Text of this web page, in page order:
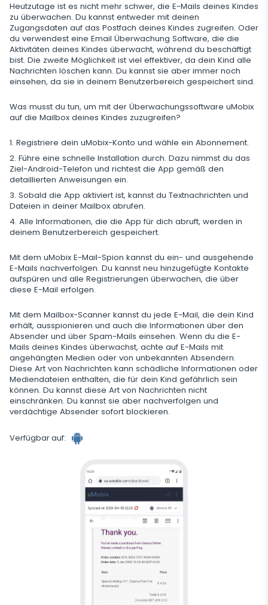
Geräteinformation
Spy-App-Detector
SMS Blockieren
Anrufe Blockieren
Zusätzliche App für Eltern
Heutzutage ist es nicht mehr schwer, die E-Mails deines Kindes
zu überwachen. Du kannst entweder mit deinen
Zugangsdaten auf das Postfach deines Kindes zugreifen. Oder
du verwendest eine Email Überwachung Software, die die
Aktivitäten deines Kindes überwacht, während du beschäftigt
bist. Die zweite Möglichkeit ist viel effektiver, da dein Kind alle
Nachrichten löschen kann. Du kannst sie aber immer noch
einsehen, da sie in deinem Benutzerbereich gespeichert sind.
Was musst du tun, um mit der Überwachungssoftware uMobix
auf die Mailbox deines Kindes zuzugreifen?
Registriere dein uMobix-Konto und wähle ein Abonnement.
Führe eine schnelle Installation durch. Dazu nimmst du das
Ziel-Android-Telefon und richtest die App gemäß den
detaillierten Anweisungen ein.
Sobald die App aktiviert ist, kannst du Textnachrichten und
Dateien in deiner Mailbox abrufen.
Alle Informationen, die die App für dich abruft, werden in
deinem Benutzerbereich gespeichert.
Mit dem uMobix E-Mail-Spion kannst du ein- und ausgehende
E-Mails nachverfolgen. Du kannst neu hinzugefügte Kontakte
aufspüren und alle Registrierungen überwachen, die über
diese E-Mail erfolgen.
Mit dem Mailbox-Scanner kannst du jede E-Mail, die dein Kind
erhält, ausspionieren und auch die Informationen über den
Absender und über Spam-Mails einsehen. Wenn du die E-
Mails deines Kindes überwachst, achte auf E-Mails mit
angehängten Medien oder von unbekannten Absendern.
Diese Art von Nachrichten kann schädliche Informationen oder
Mediendateien enthalten, die für dein Kind gefährlich sein
können. Du kannst diese Art von Nachrichten nicht
einschränken. Du kannst sie aber nachverfolgen und
verdächtige Absender sofort blockieren.
Verfügbar auf: